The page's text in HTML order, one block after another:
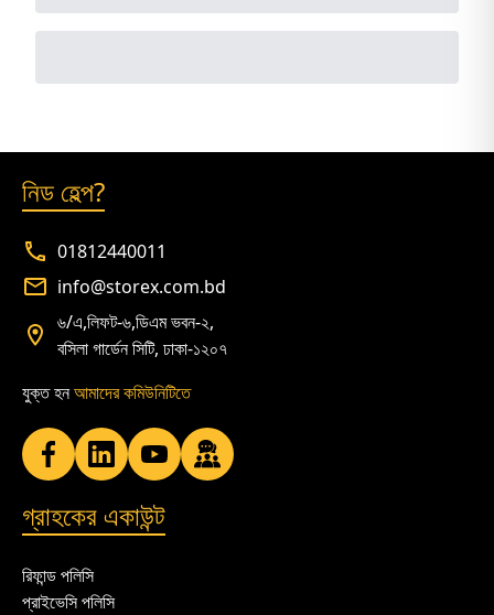
নিড হেল্প?
01812440011
info@storex.com.bd
৬/এ,লিফট-৬,ডিএম ভবন-২,
বসিলা গার্ডেন সিটি, ঢাকা-১২০৭
যুক্ত হনআমাদের কমিউনিটিতে
গ্রাহকের একাউন্ট
রিফান্ড পলিসি
প্রাইভেসি পলিসি